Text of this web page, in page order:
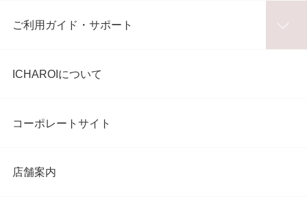
ご利用ガイド・サポート
ICHAROIについて
コーポレートサイト
店舗案内